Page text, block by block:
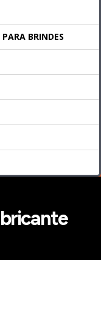
BRINDES